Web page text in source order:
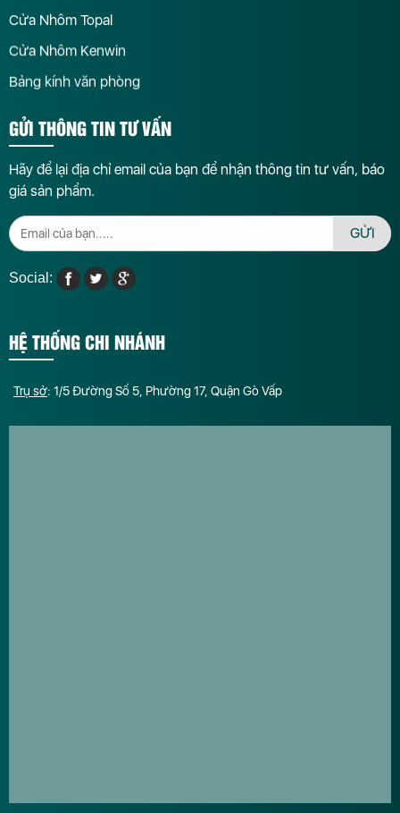
Cửa Nhôm Topal
Cửa Nhôm Kenwin
Bảng kính văn phòng
GỬI THÔNG TIN TƯ VẤN
Hãy để lại địa chỉ email của bạn để nhận thông tin tư vấn, báo
giá sản phẩm.
GỬI
Social:
HỆ THỐNG CHI NHÁNH
Trụ sở: 1/5 Đường Số 5, Phường 17, Quận Gò Vấp